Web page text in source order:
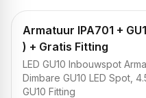
Armatuur IPA701 +
) + Gratis Fitting
LED GU10 Inbouwspot
Dimbare GU10 LED Spot,
GU10 Fitting